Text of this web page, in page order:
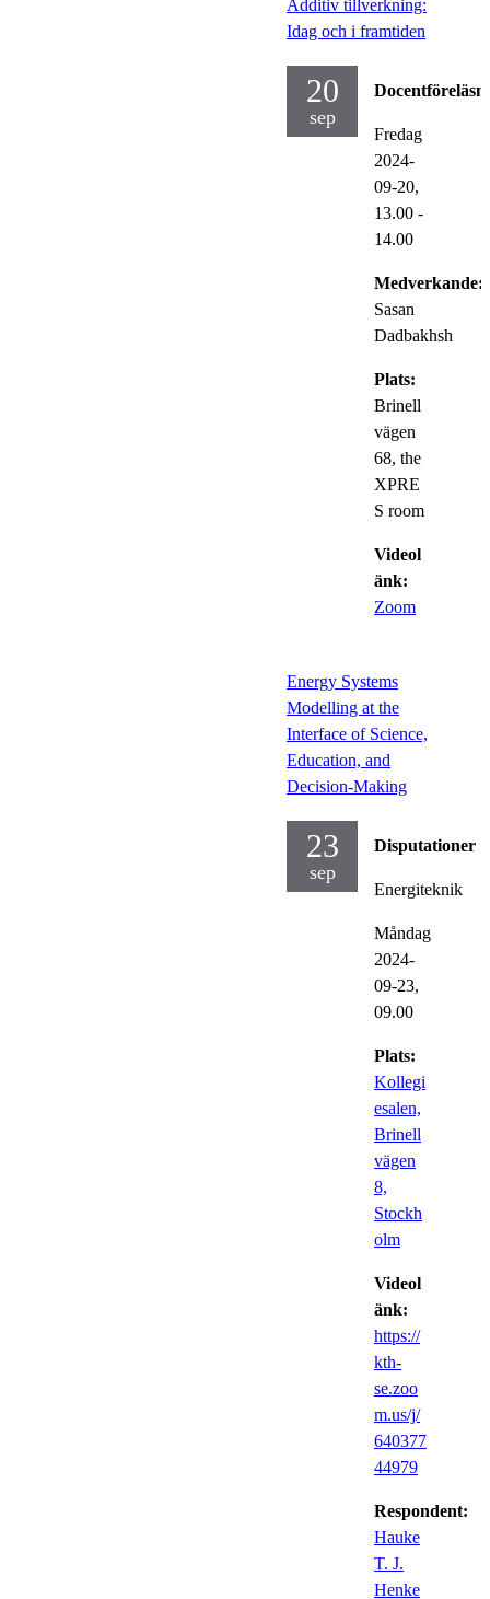
Additiv tillverkning:
Idag och i framtiden
20
sep
Fredag
2024-
09-20,
13.00 -
14.00
Medverkande:
Sasan
Dadbakhsh
Plats:
Brinell
vägen
68, the
XPRE
S room
Videol
änk:
Zoom
Energy Systems
Modelling at the
Interface of Science,
Education, and
Decision-Making
23
sep
Disputationer
Energiteknik
Måndag
2024-
09-23,
09.00
Plats:
Kollegi
esalen,
Brinell
vägen
8,
Stockh
olm
Videol
änk:
https://
kth-
se.zoo
m.us/j/
640377
44979
Respondent:
Hauke
T. J.
Henke